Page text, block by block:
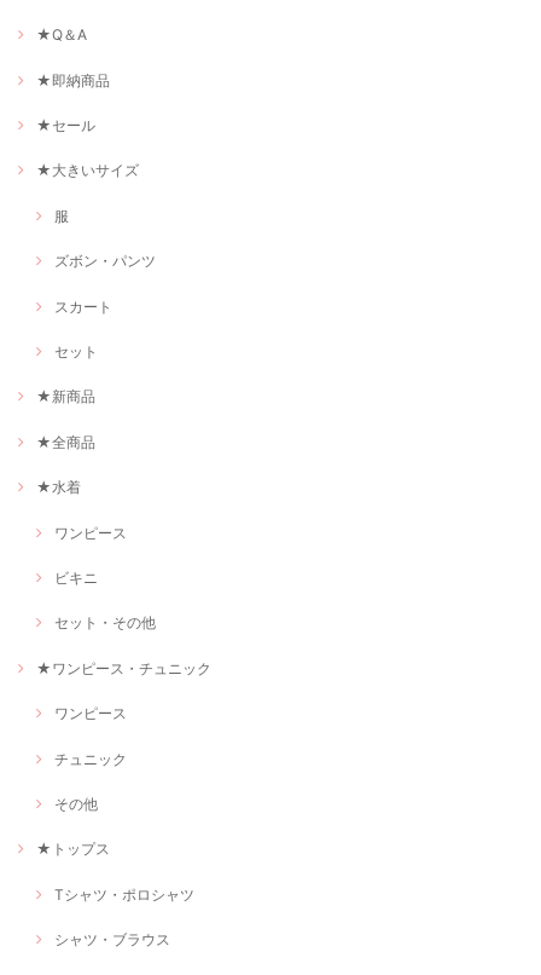
★Q＆A
★即納商品
★セール
★大きいサイズ
服
ズボン・パンツ
スカート
セット
★新商品
★全商品
★水着
ワンピース
ビキニ
セット・その他
★ワンピース・チュニック
ワンピース
チュニック
その他
★トップス
Tシャツ・ポロシャツ
シャツ・ブラウス